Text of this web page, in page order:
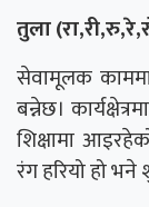
तुला
सेवामूलक
बन्नेछ।
शिक्षामा
रंग हरियो हो